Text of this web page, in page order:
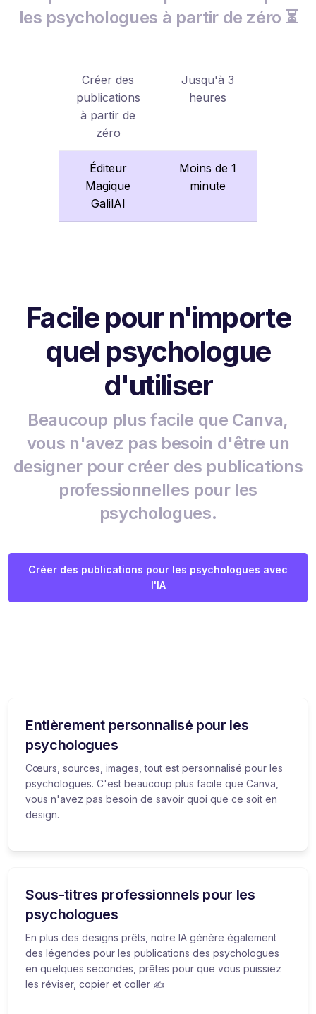
les psychologues à partir de zéro ⏳
Créer des
publications
à partir de
zéro
Jusqu'à 3
heures
Éditeur
Magique
GalilAI
Moins de 1
minute
Facile pour n'importe
quel psychologue
d'utiliser
Beaucoup plus facile que Canva,
vous n'avez pas besoin d'être un
designer pour créer des publications
professionnelles pour les
psychologues.
Créer des publications pour les psychologues avec
l'IA
Entièrement personnalisé pour les
psychologues
Cœurs, sources, images, tout est personnalisé pour les
psychologues. C'est beaucoup plus facile que Canva,
vous n'avez pas besoin de savoir quoi que ce soit en
design.
Sous-titres professionnels pour les
psychologues
En plus des designs prêts, notre IA génère également
des légendes pour les publications des psychologues
en quelques secondes, prêtes pour que vous puissiez
les réviser, copier et coller ✍️